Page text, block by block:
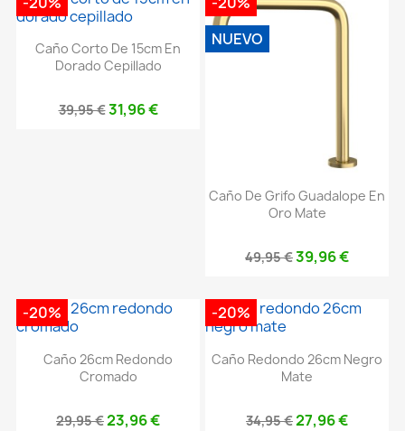
Caño Corto De 15cm En
Dorado Cepillado
39,95 €31,96 €
Caño De Grifo Guadalope En
Oro Mate
49,95 €39,96 €
NUEVO
Caño 26cm Redondo
Cromado
29,95 €23,96 €
-20%
Caño Redondo 26cm Negro
Mate
34,95 €27,96 €
-20%